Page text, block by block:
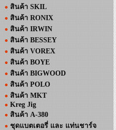
สินค้า SKIL
สินค้า RONIX
สินค้า IRWIN
สินค้า BESSEY
สินค้า VOREX
สินค้า BOYE
สินค้า BIGWOOD
สินค้า POLO
สินค้า MKT
Kreg Jig
สินค้า A-380
ชุดแบตเตอรี่ และ แท่นชาร์จ